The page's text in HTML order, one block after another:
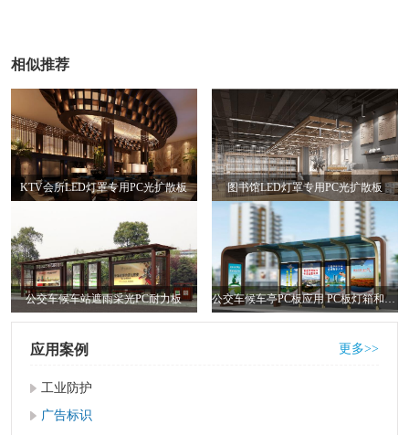
相似推荐
KTV会所LED灯罩专用PC光扩散板 图书馆LED灯罩专用PC光扩散板
公交车候车站遮雨采光PC耐力板 公交车候车亭PC板应用 PC板灯箱和顶棚
应用案例 更多>>
工业防护
广告标识